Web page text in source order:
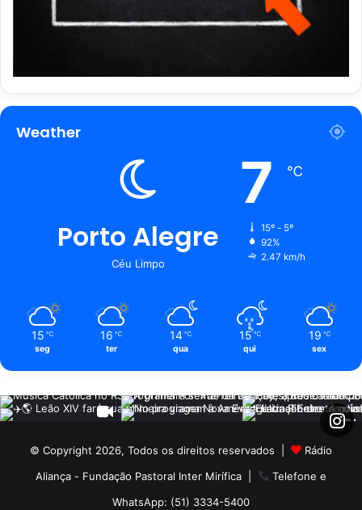
Weather
Porto Alegre
Céu Limpo
7 ℃
15º - 5º
92%
2.47 km/h
15 ℃
seg
16 ℃
ter
14 ℃
qua
15 ℃
qui
19 ℃
sex
© Copyright 2026, Todos os direitos reservados |
Rádio
Aliança - Fundação Pastoral Inter Mirífica|
Telefone e
WhatsApp: (51) 3334-5400